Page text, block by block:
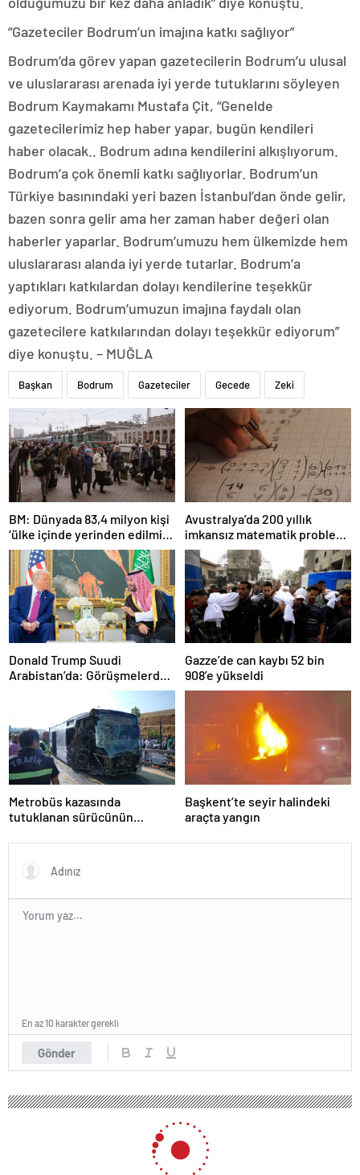
“Gazeteciler Bodrum’un imajına katkı sağlıyor”
Bodrum’da görev yapan gazetecilerin Bodrum’u ulusal
ve uluslararası arenada iyi yerde tutuklarını söyleyen
Bodrum Kaymakamı Mustafa Çit, “Genelde
gazetecilerimiz hep haber yapar, bugün kendileri
haber olacak.. Bodrum adına kendilerini alkışlıyorum.
Bodrum’a çok önemli katkı sağlıyorlar. Bodrum’un
Türkiye basınındaki yeri bazen İstanbul’dan önde gelir,
bazen sonra gelir ama her zaman haber değeri olan
haberler yaparlar. Bodrum’umuzu hem ülkemizde hem
uluslararası alanda iyi yerde tutarlar. Bodrum’a
yaptıkları katkılardan dolayı kendilerine teşekkür
ediyorum. Bodrum’umuzun imajına faydalı olan
gazetecilere katkılarından dolayı teşekkür ediyorum”
diye konuştu. – MUĞLA
Başkan Bodrum Gazeteciler Gecede Zeki
BM: Dünyada 83,4 milyon kişi
‘ülke içinde yerinden edilmiş’
olarak yaşıyor
Avustralya’da 200 yıllık
imkansız matematik problemi
çözüldü
Donald Trump Suudi
Arabistan’da: Görüşmelerde
Gazze’de can kaybı 52 bin
908’e yükseldi
Metrobüs kazasında
tutuklanan sürücünün
Başkent’te seyir halindeki
araçta yangın
Gönder
En az 10 karakter gerekli